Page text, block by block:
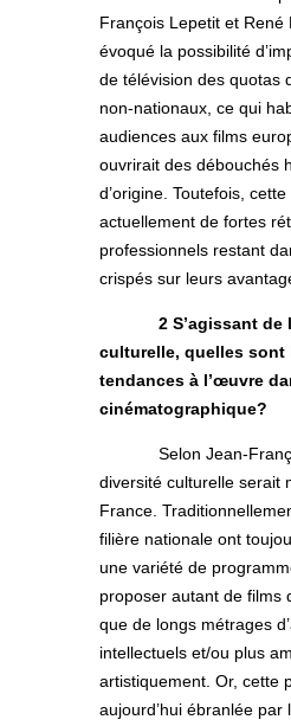
François Lepetit et René
évoqué la possibilité
de télévision des quotas
non-nationaux, ce qui
audiences aux films
ouvrirait des débouchés
d’origine. Toutefois,
actuellement de fortes
professionnels restant
crispés sur leurs
2 S’agissant
culturelle, quelles sont
tendances à l’œuvre
cinématographique?
Selon Jean-
diversité culturelle serait
France.
filière nationale ont
une variété de
proposer autant de films
que de longs métrages
intellectuels et/ou plus
artistiquement. Or, cette
aujourd’hui ébranlée par